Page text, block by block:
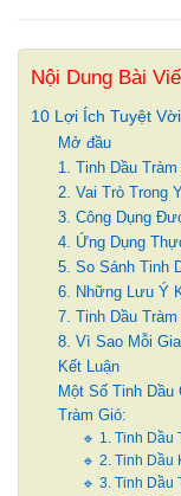
Nội Dung Bài
10 Lợi Ích Tuyệt
Mở đầu
1. Tinh Dầu
2. Vai Trò Trong
3. Công Dụng
4. Ứng Dụng
5. So Sánh Tinh
6. Những Lưu Ý
7. Tinh Dầu
8. Vì Sao Mỗi
Kết Luận
Một Số Tinh
Tràm Gió:
🔹 1. Tinh Dầu
🔹 2. Tinh Dầu
🔹 3. Tinh Dầu